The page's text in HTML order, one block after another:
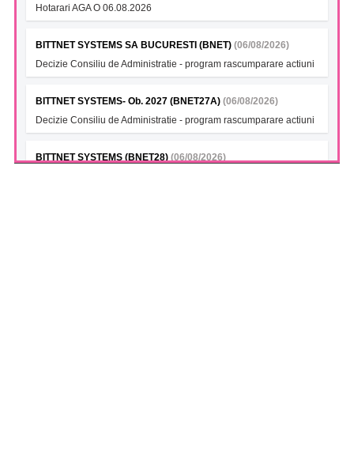
Hotarari AGA O 06.08.2026
BITTNET SYSTEMS SA BUCURESTI (BNET) (06/08/2026)
Decizie Consiliu de Administratie - program rascumparare actiuni
BITTNET SYSTEMS- Ob. 2027 (BNET27A) (06/08/2026)
Decizie Consiliu de Administratie - program rascumparare actiuni
BITTNET SYSTEMS (BNET28) (06/08/2026)